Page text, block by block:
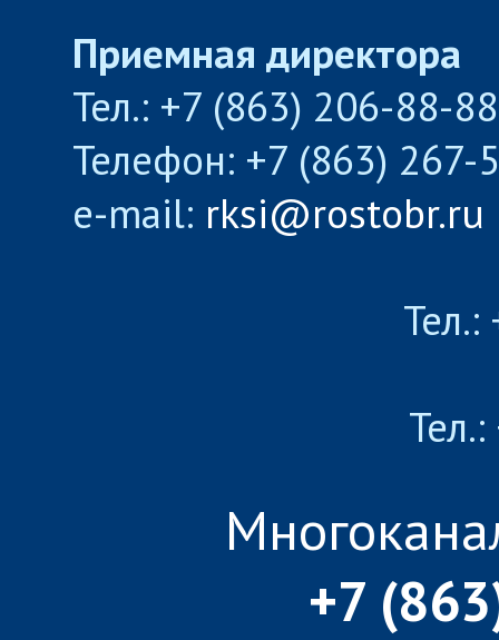
Приемная директора
Тел.: +7 (863) 206-88-
Телефон: +7 (863) 267-
e-mail: rksi@rostobr.ru
+7